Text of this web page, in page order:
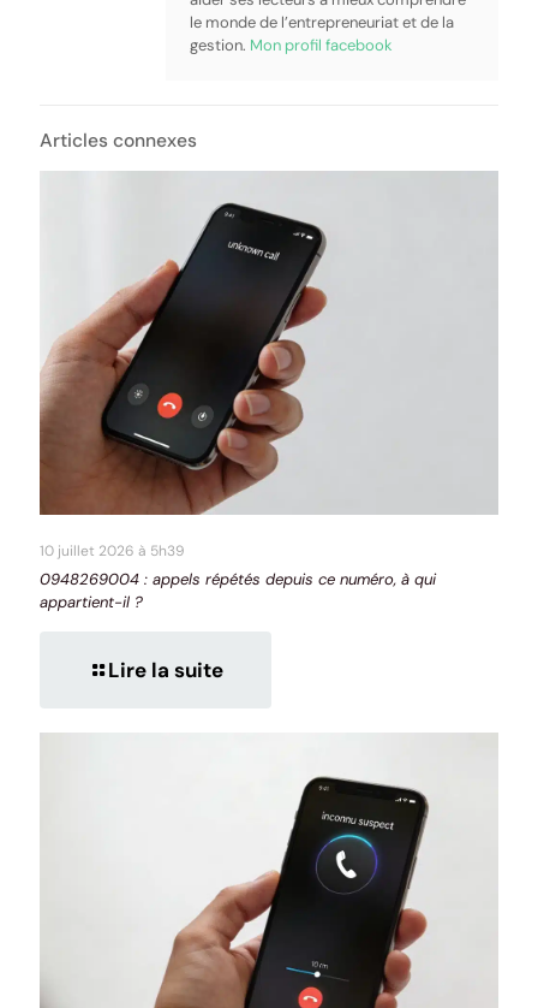
le monde de l’entrepreneuriat et de la
gestion. Mon profil facebook
Articles connexes
10 juillet 2026 à 5h39
0948269004 : appels répétés depuis ce numéro, à qui
appartient-il ?
Lire la suite